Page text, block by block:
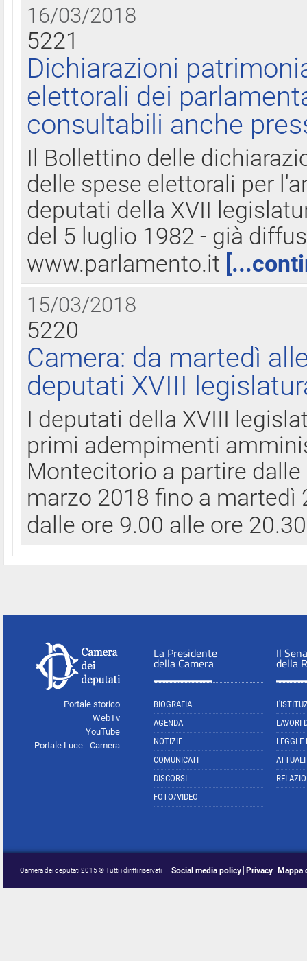
16/03/2018
5221
Dichiarazioni
elettorali dei
consultabili anche
Il Bollettino delle
delle spese elettorali per
deputati della XVII
del 5 luglio 1982 - già
www.parlamento.it
15/03/2018
5220
Camera: da martedì
deputati XVIII
I deputati della XVIII
primi adempimenti
Montecitorio a partire
marzo 2018 fino a
dalle ore 9.00 alle ore
Portale storico
WebTv
YouTube
Portale Luce - Camera
La Presidente
della Camera
BIOGRAFIA
AGENDA
NOTIZIE
COMUNICATI
DISCORSI
FOTO/VIDEO
Il
della
LAVORI
LEGGI E
Camera dei deputati 2015 © Tutti i diritti riservati Social media policy Privacy Mappa